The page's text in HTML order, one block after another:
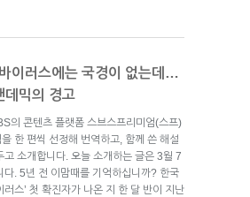
이러스에는 국경이 없는데…
데믹의 경고
의 콘텐츠 플랫폼 스브스프리미엄(스프)
한 편씩 선정해 번역하고, 함께 쓴 해설
고 소개합니다. 오늘 소개하는 글은 3월 7
다. 5년 전 이맘때를 기억하십니까? 한국
러스’ 첫 확진자가 나온 지 한 달 반이 지난